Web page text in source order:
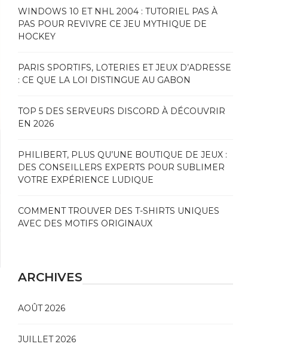
WINDOWS 10 ET NHL 2004 : TUTORIEL PAS À
PAS POUR REVIVRE CE JEU MYTHIQUE DE
HOCKEY
PARIS SPORTIFS, LOTERIES ET JEUX D’ADRESSE
: CE QUE LA LOI DISTINGUE AU GABON
TOP 5 DES SERVEURS DISCORD À DÉCOUVRIR
EN 2026
PHILIBERT, PLUS QU’UNE BOUTIQUE DE JEUX :
DES CONSEILLERS EXPERTS POUR SUBLIMER
VOTRE EXPÉRIENCE LUDIQUE
COMMENT TROUVER DES T-SHIRTS UNIQUES
AVEC DES MOTIFS ORIGINAUX
ARCHIVES
AOÛT 2026
JUILLET 2026